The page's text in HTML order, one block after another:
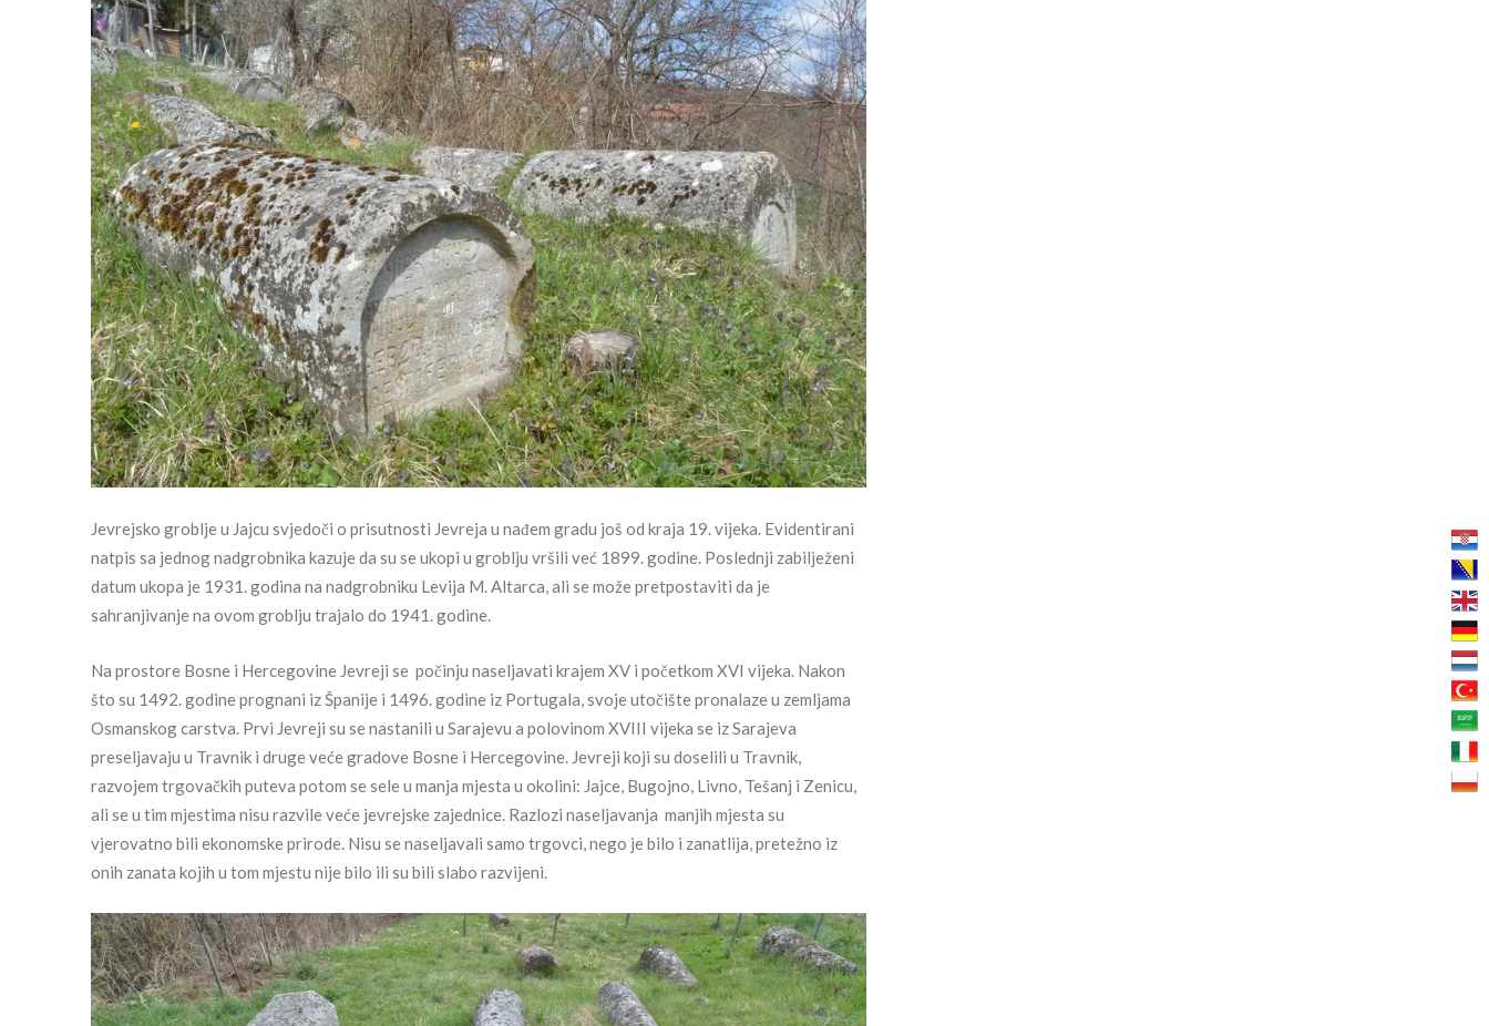
Jevrejsko groblje u Jajcu svjedoči o prisutnosti Jevreja u nađem gradu još od kraja 19. vijeka. Evidentirani
natpis sa jednog nadgrobnika kazuje da su se ukopi u groblju vršili već 1899. godine. Poslednji zabilježeni
datum ukopa je 1931. godina na nadgrobniku Levija M. Altarca, ali se može pretpostaviti da je
sahranjivanje na ovom groblju trajalo do 1941. godine.
Na prostore Bosne i Hercegovine Jevreji se počinju naseljavati krajem XV i početkom XVI vijeka. Nakon
što su 1492. godine prognani iz Španije i 1496. godine iz Portugala, svoje utočište pronalaze u zemljama
Osmanskog carstva. Prvi Jevreji su se nastanili u Sarajevu a polovinom XVIII vijeka se iz Sarajeva
preseljavaju u Travnik i druge veće gradove Bosne i Hercegovine. Jevreji koji su doselili u Travnik,
razvojem trgovačkih puteva potom se sele u manja mjesta u okolini: Jajce, Bugojno, Livno, Tešanj i Zenicu,
ali se u tim mjestima nisu razvile veće jevrejske zajednice. Razlozi naseljavanja manjih mjesta su
vjerovatno bili ekonomske prirode. Nisu se naseljavali samo trgovci, nego je bilo i zanatlija, pretežno iz
onih zanata kojih u tom mjestu nije bilo ili su bili slabo razvijeni.